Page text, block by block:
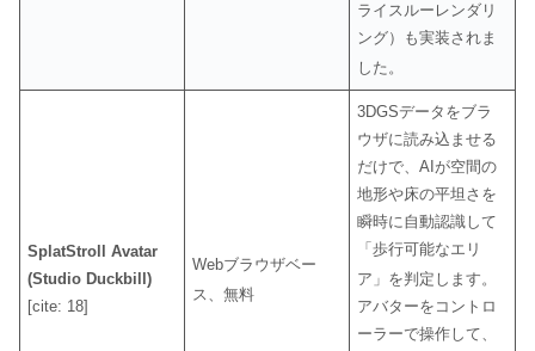
ライスルーレンダリ
ング）も実装されま
した。
SplatStroll Avatar
(Studio Duckbill)
[cite: 18]
Webブラウザベー
ス、無料
3DGSデータをブラ
ウザに読み込ませる
だけで、AIが空間の
地形や床の平坦さを
瞬時に自動認識して
「歩行可能なエリ
ア」を判定します。
アバターをコントロ
ーラーで操作して、